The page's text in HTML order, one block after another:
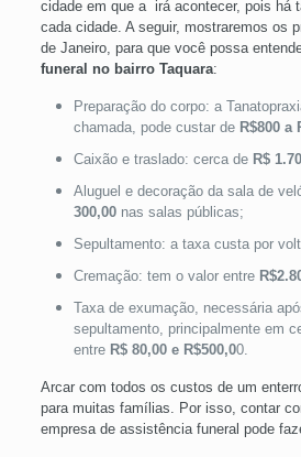
cidade em que a irá acontecer, pois há
cada cidade. A seguir, mostraremos os
de Janeiro, para que você possa
funeral no bairro Taquara:
Preparação do corpo: a
chamada, pode custar de R$800 a
Caixão e traslado: cerca de R$
Aluguel e decoração da sala de
300,00nas salas públicas;
Sepultamento: a taxa custa por
Cremação: tem o valor entre
Taxa de exumação, necessária
sepultamento, principalmente em
entre R$ 80,00 e R$500,00.
Arcar com todos os custos de um
para muitas famílias. Por isso, contar
empresa de assistência funeral pode